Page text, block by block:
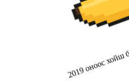
2019 оноос